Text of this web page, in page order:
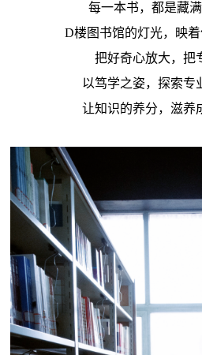
每一本书，都是藏
D楼图书馆的灯光，映
把好奇心放大，把
以笃学之姿，探索专
让知识的养分，滋养